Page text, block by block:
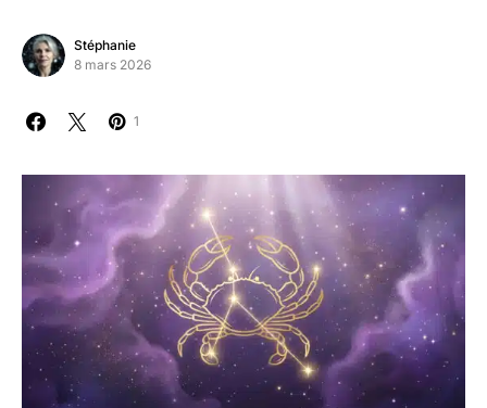
Stéphanie
8 mars 2026
1